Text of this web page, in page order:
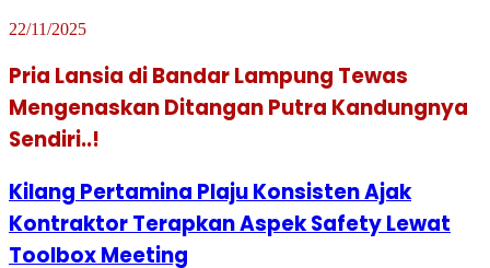
22/11/2025
Pria Lansia di Bandar Lampung Tewas
Mengenaskan Ditangan Putra Kandungnya
Sendiri..!
Kilang Pertamina Plaju Konsisten Ajak
Kontraktor Terapkan Aspek Safety Lewat
Toolbox Meeting